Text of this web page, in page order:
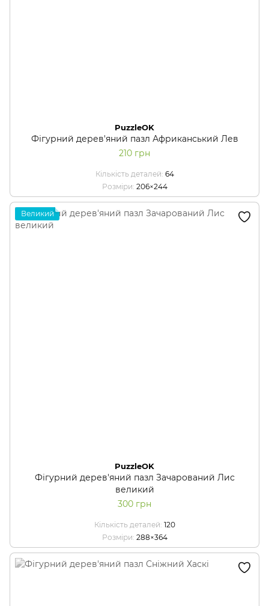
PuzzleOK
Фігурний дерев'яний пазл Африканський Лев
210 грн
Кількість деталей 64
Розміри 206×244
Великий
PuzzleOK
Фігурний дерев'яний пазл Зачарований Лис
великий
300 грн
Кількість деталей 120
Розміри 288×364